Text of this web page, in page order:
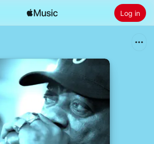
Log in
Installeer Apple Music